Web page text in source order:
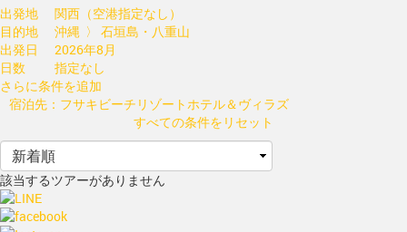
出発地
関西（空港指定なし）
目的地
沖縄 〉 石垣島・八重山
出発日
2026年8月
日数
指定なし
さらに条件を追加
宿泊先：フサキビーチリゾートホテル＆ヴィラズ
すべての条件をリセット
該当するツアーがありません